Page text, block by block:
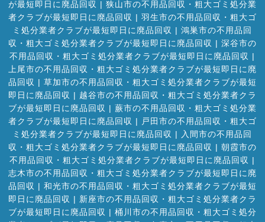
が最短即日に廃品回収 | 狭山市の不用品回収・粗大ゴミ処分業
者クラブが最短即日に廃品回収 | 羽生市の不用品回収・粗大ゴ
ミ処分業者クラブが最短即日に廃品回収 | 鴻巣市の不用品回
収・粗大ゴミ処分業者クラブが最短即日に廃品回収 | 深谷市の
不用品回収・粗大ゴミ処分業者クラブが最短即日に廃品回収 |
上尾市の不用品回収・粗大ゴミ処分業者クラブが最短即日に廃
品回収 | 草加市の不用品回収・粗大ゴミ処分業者クラブが最短
即日に廃品回収 | 越谷市の不用品回収・粗大ゴミ処分業者クラ
ブが最短即日に廃品回収 | 蕨市の不用品回収・粗大ゴミ処分業
者クラブが最短即日に廃品回収 | 戸田市の不用品回収・粗大ゴ
ミ処分業者クラブが最短即日に廃品回収 | 入間市の不用品回
収・粗大ゴミ処分業者クラブが最短即日に廃品回収 | 朝霞市の
不用品回収・粗大ゴミ処分業者クラブが最短即日に廃品回収 |
志木市の不用品回収・粗大ゴミ処分業者クラブが最短即日に廃
品回収 | 和光市の不用品回収・粗大ゴミ処分業者クラブが最短
即日に廃品回収 | 新座市の不用品回収・粗大ゴミ処分業者クラ
ブが最短即日に廃品回収 | 桶川市の不用品回収・粗大ゴミ処分